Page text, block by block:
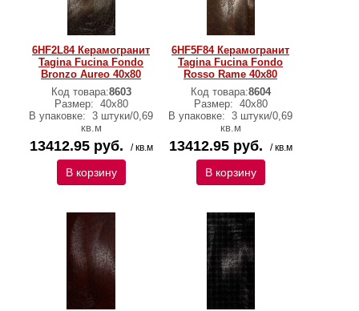
6HF2L84 Керамогранит
Tagina Fucina Fondo
Bronzo Aureo 40x80
Код товара:8603
Размер: 40x80
В упаковке: 3 штуки/0,69
кв.м
13412.95 руб. / кв.м
В корзину
6HF5F84 Керамогранит
Tagina Fucina Fondo
Rosso Rame 40x80
Код товара:8604
Размер: 40x80
В упаковке: 3 штуки/0,69
кв.м
13412.95 руб. / кв.м
В корзину